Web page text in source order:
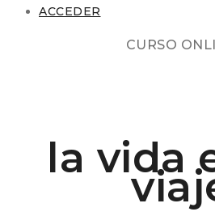
ACCEDER
CURSO
la vida